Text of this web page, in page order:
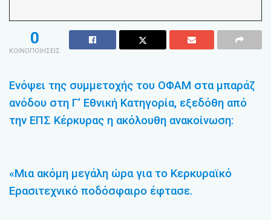
0
ΚΟΙΝΟΠΟΙΗΣΕΙΣ
Ενόψει της συμμετοχής του ΟΦΑΜ στα μπαράζ
ανόδου στη Γ’ Εθνική Κατηγορία, εξεδόθη από
την ΕΠΣ Κέρκυρας η ακόλουθη ανακοίνωση:
«Μια ακόμη μεγάλη ώρα για το Κερκυραϊκό
Ερασιτεχνικό ποδόσφαιρο έφτασε.